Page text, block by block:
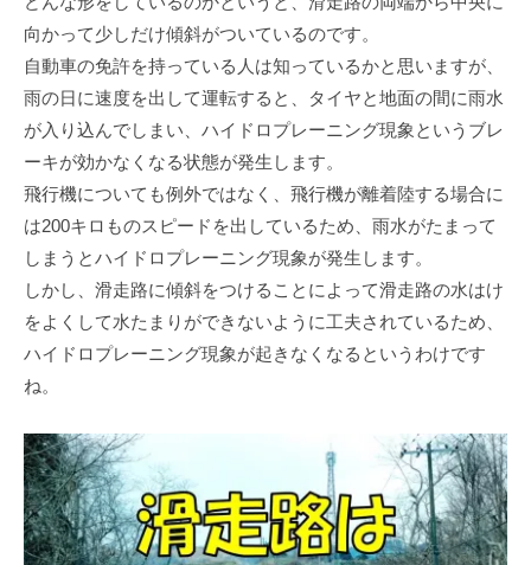
向かって少しだけ傾斜がついているのです。
⾃動⾞の免許を持っている⼈は知っているかと思いますが、
⾬の⽇に速度を出して運転すると、タイヤと地⾯の間に⾬⽔
が⼊り込んでしまい、ハイドロプレーニング現象というブレ
ーキが効かなくなる状態が発⽣します。
⾶⾏機についても例外ではなく、⾶⾏機が離着陸する場合に
は200キロものスピードを出しているため、⾬⽔がたまって
しまうとハイドロプレーニング現象が発⽣します。
しかし、滑⾛路に傾斜をつけることによって滑⾛路の⽔はけ
をよくして⽔たまりができないように⼯夫されているため、
ハイドロプレーニング現象が起きなくなるというわけです
ね。